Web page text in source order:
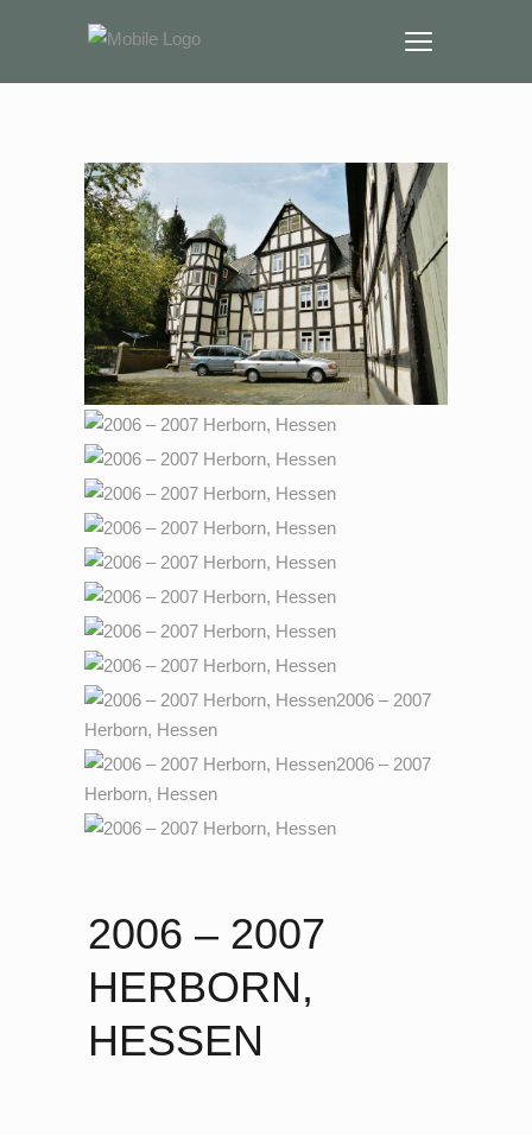
2006 – 2007
HERBORN,
HESSEN